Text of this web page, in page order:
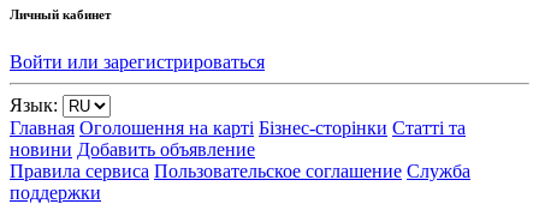
Личный кабинет
Войти или зарегистрироваться
Язык:
Главная Оголошення на карті Бізнес-сторінки Статті та
новини Добавить объявление
Правила сервиса Пользовательское соглашение Служба
поддержки